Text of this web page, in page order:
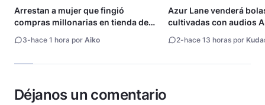
Arrestan a mujer que fingió
compras millonarias en tienda de
3-hace 1 hora por Aiko
Azur Lane venderá
cultivadas con audios
2-hace 13 horas por
Déjanos un comentario